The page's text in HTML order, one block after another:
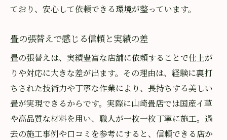
ており、安心して依頼できる環境が整っています。
畳の張替えで感じる信頼と実績の差
畳の張替えは、実績豊富な店舗に依頼することで仕上が
りや対応に大きな差が出ます。その理由は、経験に裏打
ちされた技術力や丁寧な作業により、長持ちする美しい
畳が実現できるからです。実際に山崎畳店では国産イ草
や高品質な材料を用い、職人が一枚一枚丁寧に施工。過
去の施工事例や口コミを参考にすると、信頼できる店か